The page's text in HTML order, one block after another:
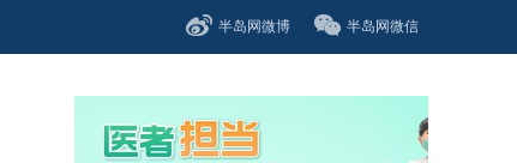
半岛网微博 半岛网微信